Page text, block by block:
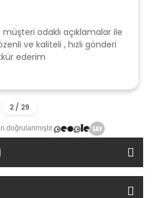
odaklı açıklamalar ile
ve kaliteli , hızlı gönderi
ederim
doğrulanmıştır.